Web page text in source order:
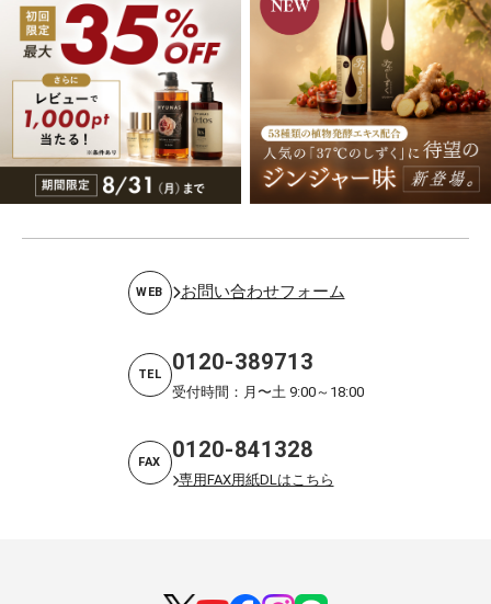
WEB お問い合わせフォーム
TEL 0120-389713
受付時間：月〜土 9:00～18:00
FAX 0120-841328
専用FAX用紙DLはこちら